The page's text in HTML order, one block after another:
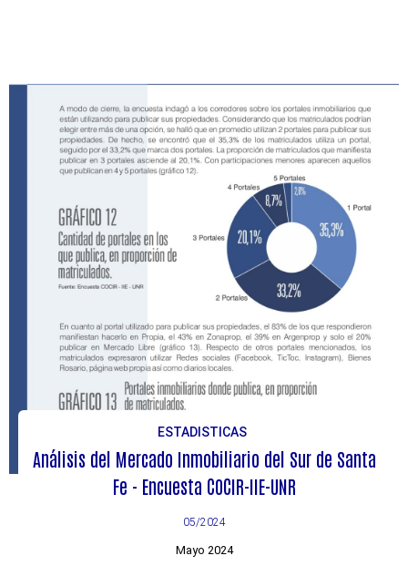
ESTADISTICAS
Análisis del Mercado Inmobiliario del Sur de Santa
Fe - Encuesta COCIR-IIE-UNR
05/2024
Mayo 2024